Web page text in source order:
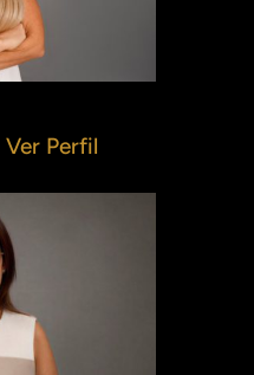
Ver Perfil